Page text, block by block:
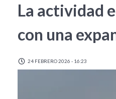
La actividad
con una
24 FEBRERO 2026 - 16:23